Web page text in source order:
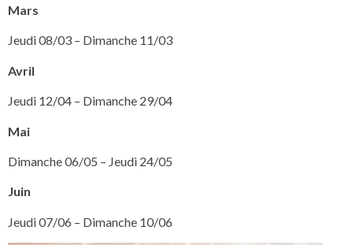
Mars
Jeudi 08/03 – Dimanche 11/03
Avril
Jeudi 12/04 – Dimanche 29/04
Mai
Dimanche 06/05 – Jeudi 24/05
Juin
Jeudi 07/06 – Dimanche 10/06